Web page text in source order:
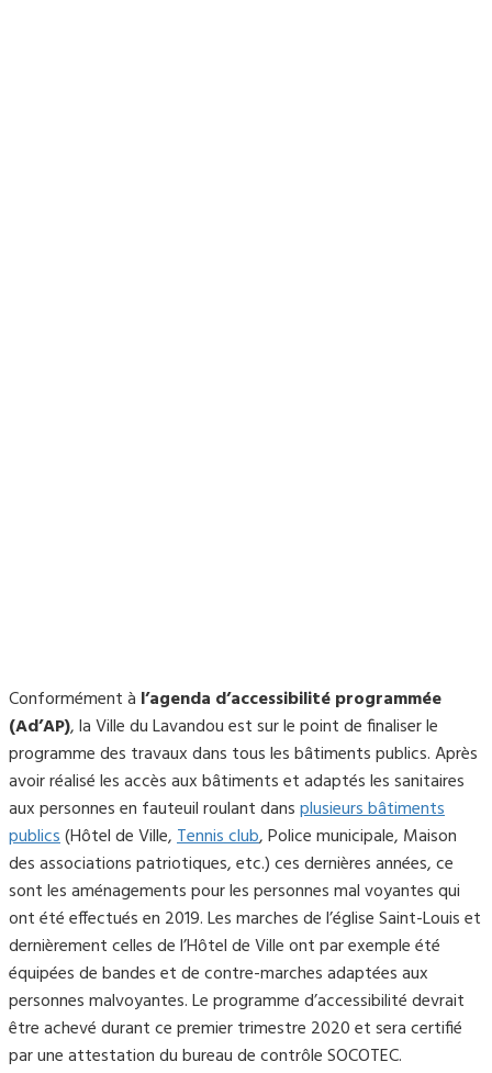
Conformément à l’agenda d’accessibilité programmée
(Ad’AP), la Ville du Lavandou est sur le point de finaliser le
programme des travaux dans tous les bâtiments publics. Après
avoir réalisé les accès aux bâtiments et adaptés les sanitaires
aux personnes en fauteuil roulant dansplusieurs bâtiments
publics(Hôtel de Ville,Tennis club, Police municipale, Maison
des associations patriotiques, etc.) ces dernières années, ce
sont les aménagements pour les personnes mal voyantes qui
ont été effectués en 2019. Les marches de l’église Saint-Louis et
dernièrement celles de l’Hôtel de Ville ont par exemple été
équipées de bandes et de contre-marches adaptées aux
personnes malvoyantes. Le programme d’accessibilité devrait
être achevé durant ce premier trimestre 2020 et sera certifié
par une attestation du bureau de contrôle SOCOTEC.